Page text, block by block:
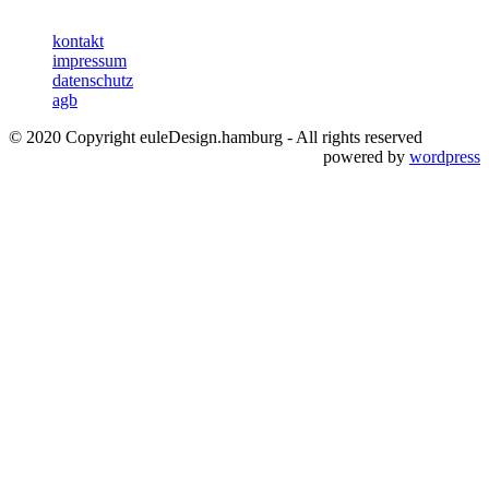
kontakt
impressum
datenschutz
agb
© 2020 Copyright euleDesign.hamburg - All rights reserved
powered by wordpress